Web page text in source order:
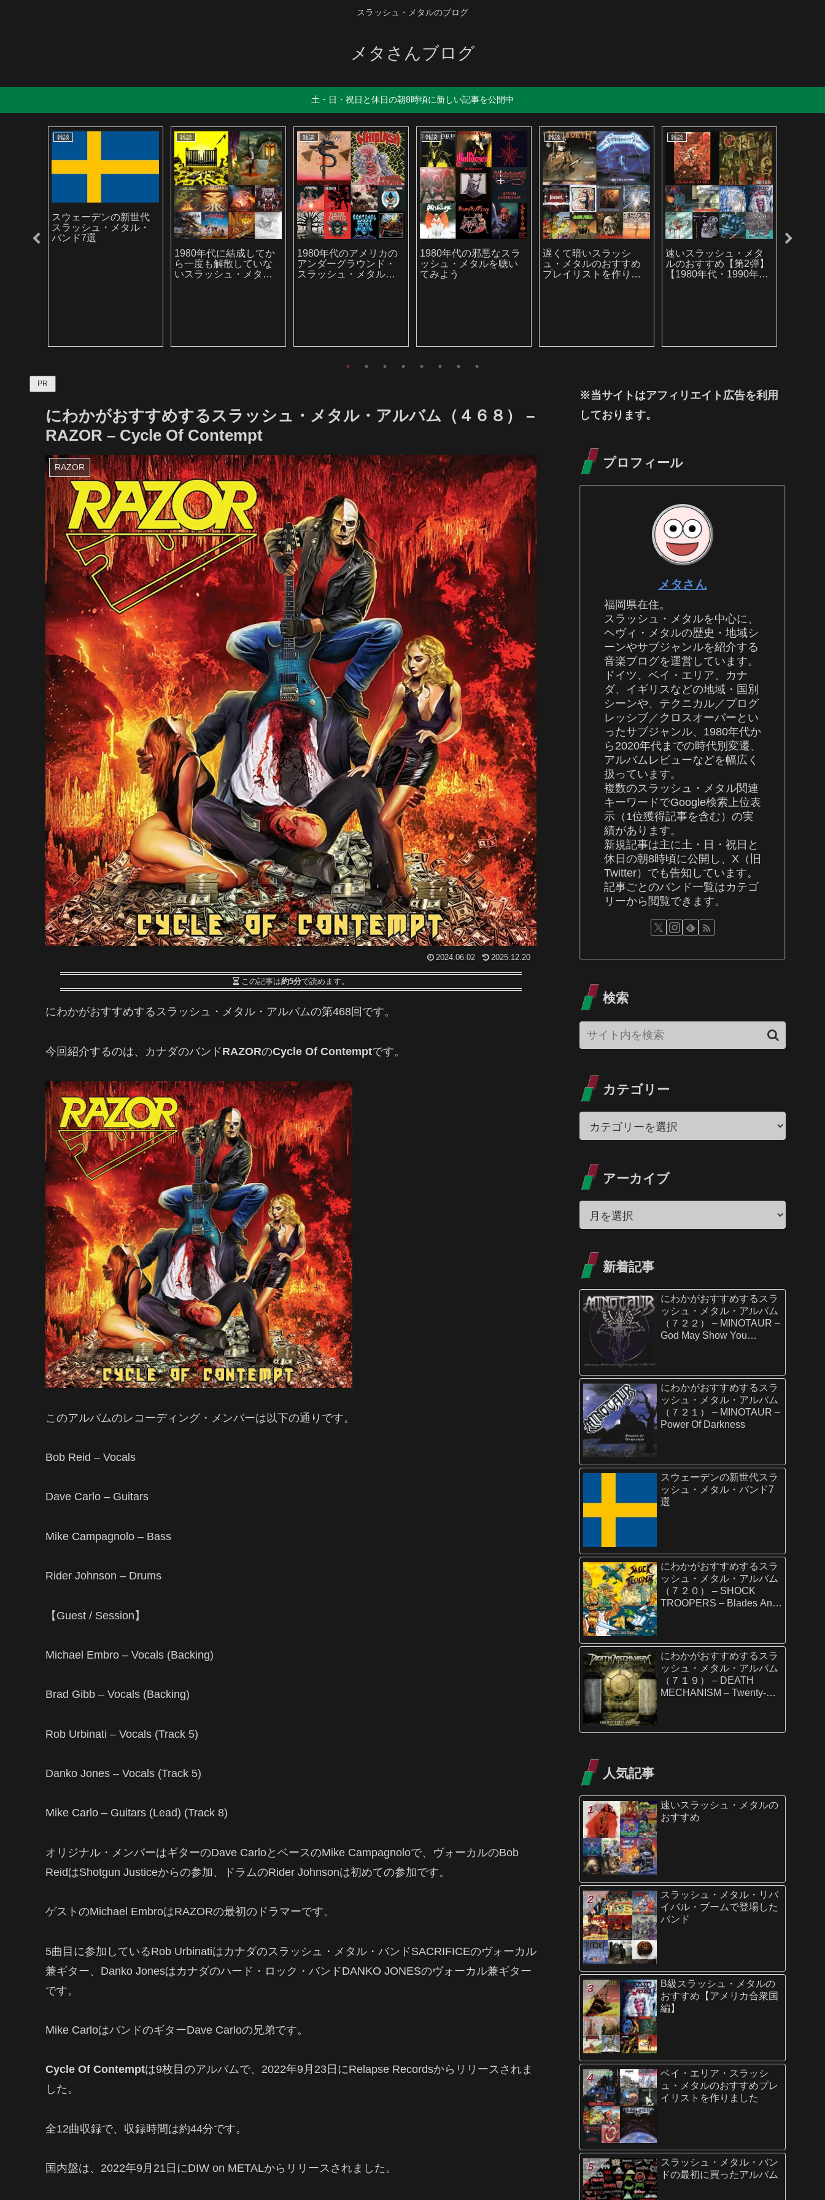
スラッシュ・メタルのブログ
メタさんブログ
土・日・祝日と休日の朝8時頃に新しい記事を公開中
雑談
スウェーデンの新世代
スラッシュ・メタル・
バンド7選
雑談
1980年代に結成してか
ら一度も解散していな
いスラッシュ・メタ
雑談
1980年代のアメリカの
アンダーグラウンド・
スラッシュ・メタルを
雑談
1980年代の邪悪なスラ
ッシュ・メタルを聴い
てみよう
雑談
遅くて暗いスラッシ
ュ・メタルのおすすめ
プレイリストを作りま
雑談
速いスラッシュ・メタ
ルのおすすめ【第2弾】
【1980年代・1990年代
PR
にわかがおすすめするスラッシュ・メタル・アルバム（４６８） –
RAZOR – Cycle Of Contempt
RAZOR
2024.06.02 2025.12.20
この記事は約5分で読めます。
にわかがおすすめするスラッシュ・メタル・アルバムの第468回です。
今回紹介するのは、カナダのバンドRAZORのCycle Of Contemptです。
このアルバムのレコーディング・メンバーは以下の通りです。
Bob Reid – Vocals
Dave Carlo – Guitars
Mike Campagnolo – Bass
Rider Johnson – Drums
【Guest / Session】
Michael Embro – Vocals (Backing)
Brad Gibb – Vocals (Backing)
Rob Urbinati – Vocals (Track 5)
Danko Jones – Vocals (Track 5)
Mike Carlo – Guitars (Lead) (Track 8)
オリジナル・メンバーはギターのDave CarloとベースのMike Campagnoloで、ヴォーカルのBob
ReidはShotgun Justiceからの参加、ドラムのRider Johnsonは初めての参加です。
ゲストのMichael EmbroはRAZORの最初のドラマーです。
5曲目に参加しているRob Urbinatiはカナダのスラッシュ・メタル・バンドSACRIFICEのヴォーカル
兼ギター、Danko Jonesはカナダのハード・ロック・バンドDANKO JONESのヴォーカル兼ギター
です。
Mike CarloはバンドのギターDave Carloの兄弟です。
Cycle Of Contemptは9枚目のアルバムで、2022年9月23日にRelapse Recordsからリリースされま
した。
全12曲収録で、収録時間は約44分です。
国内盤は、2022年9月21日にDIW on METALからリリースされました。
※当サイトはアフィリエイト広告を利用
しております。
プロフィール
メタさん
福岡県在住。
スラッシュ・メタルを中心に、
ヘヴィ・メタルの歴史・地域シ
ーンやサブジャンルを紹介する
音楽ブログを運営しています。
ドイツ、ベイ・エリア、カナ
ダ、イギリスなどの地域・国別
シーンや、テクニカル／プログ
レッシブ／クロスオーバーとい
ったサブジャンル、1980年代か
ら2020年代までの時代別変遷、
アルバムレビューなどを幅広く
扱っています。
複数のスラッシュ・メタル関連
キーワードでGoogle検索上位表
示（1位獲得記事を含む）の実
績があります。
新規記事は主に土・日・祝日と
休日の朝8時頃に公開し、X（旧
Twitter）でも告知しています。
記事ごとのバンド一覧はカテゴ
リーから閲覧できます。
検索
カテゴリー
アーカイブ
新着記事
にわかがおすすめするスラ
ッシュ・メタル・アルバム
（７２２） – MINOTAUR –
God May Show You
にわかがおすすめするスラ
ッシュ・メタル・アルバム
（７２１） – MINOTAUR –
Power Of Darkness
スウェーデンの新世代スラ
ッシュ・メタル・バンド7
選
にわかがおすすめするスラ
ッシュ・メタル・アルバム
（７２０） – SHOCK
TROOPERS – Blades And
にわかがおすすめするスラ
ッシュ・メタル・アルバム
（７１９） – DEATH
MECHANISM – Twenty-
人気記事
速いスラッシュ・メタルの
おすすめ
スラッシュ・メタル・リバ
イバル・ブームで登場した
バンド
B級スラッシュ・メタルの
おすすめ【アメリカ合衆国
編】
ベイ・エリア・スラッシ
ュ・メタルのおすすめプレ
イリストを作りました
スラッシュ・メタル・バン
ドの最初に買ったアルバム